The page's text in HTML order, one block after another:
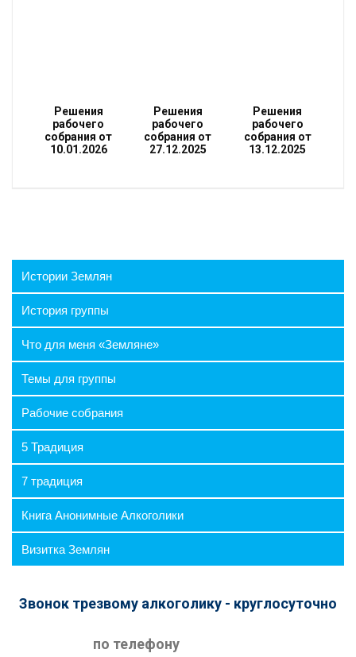
Решения
рабочего
собрания от
10.01.2026
Решения
рабочего
собрания от
27.12.2025
Решения
рабочего
собрания от
13.12.2025
Истории Землян
История группы
Что для меня «Земляне»
Темы для группы
Рабочие собрания
5 Традиция
7 традиция
Книга Анонимные Алкоголики
Визитка Землян
Звонок трезвому алкоголику - круглосуточно
по телефону
в соответствии с
конфиденциальности